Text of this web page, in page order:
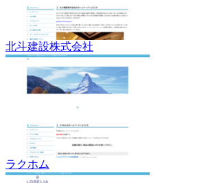
北斗建設株式会社
ラクホム